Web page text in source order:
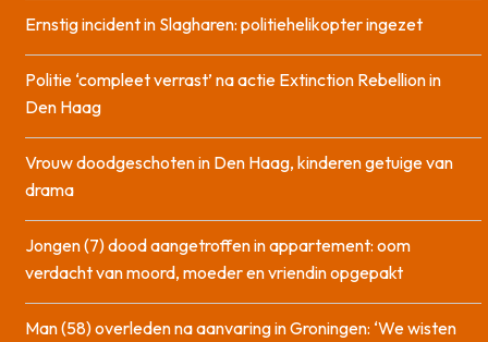
Ernstig incident in Slagharen: politiehelikopter ingezet
Politie ‘compleet verrast’ na actie Extinction Rebellion in
Den Haag
Vrouw doodgeschoten in Den Haag, kinderen getuige van
drama
Jongen (7) dood aangetroffen in appartement: oom
verdacht van moord, moeder en vriendin opgepakt
Man (58) overleden na aanvaring in Groningen: ‘We wisten